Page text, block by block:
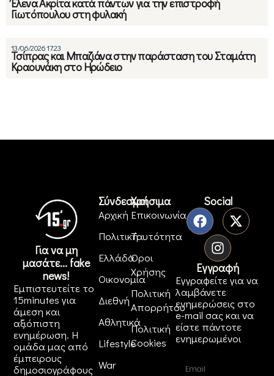
Έλενα Ακρίτα κατά πάντων για την επιστροφή
Γιωτόπουλου στη φυλακή
13/06/2026 17:23
Τσίπρας και Μπαζιάνα στην παράσταση του Σταμάτη
Κραουνάκη στο Ηρώδειο
Για να μη
μασάτε... fake
news!
Εμπιστευτείτε το
15minutes για
άμεση και
αξιόπιστη
ενημέρωση. Η
ομάδα μας από
έμπειρους
δημοσιογράφους
Σύνδεσμοι
Αρχική
Πολιτική
Ελλάδα
Οικονομία
Διεθνή
Αθλητικά
Lifestyle
War
Χρήσιμα
Επικοινωνία
Ταυτότητα
Όροι
Χρήσης
Πολιτική
Απορρήτου
Πολιτική
Cookies
Social
Εγγραφή
Εγγραφείτε για να
λαμβάνετε
ενημερώσεις στο
e-mail σας και να
είστε πάντοτε
ενημερωμένοι